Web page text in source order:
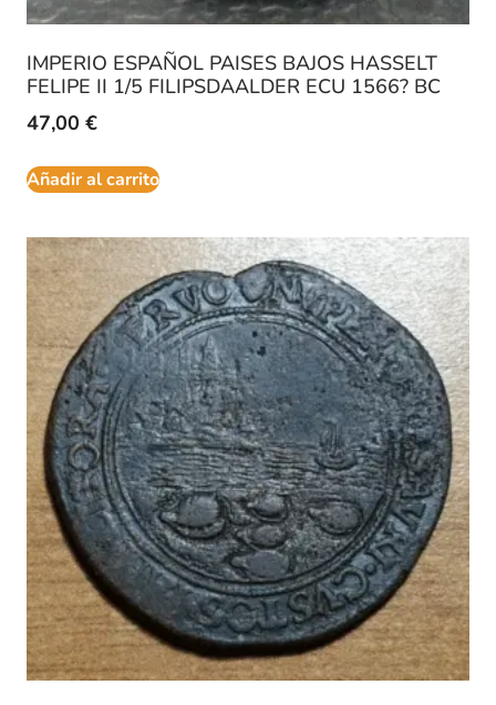
IMPERIO ESPAÑOL PAISES BAJOS HASSELT
FELIPE II 1/5 FILIPSDAALDER ECU 1566? BC
47,00 €
Añadir al carrito